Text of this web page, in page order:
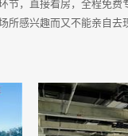
所感兴趣而又不能亲自